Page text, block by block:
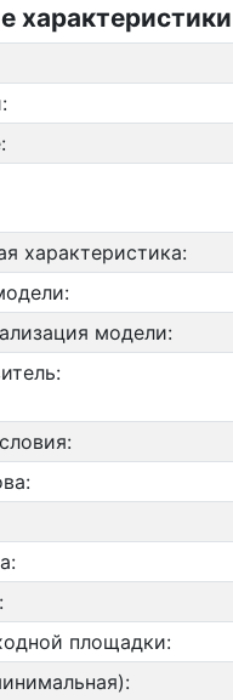
характеристика:
модели:
площадки: